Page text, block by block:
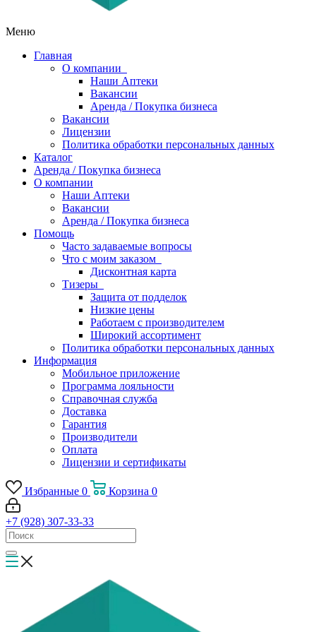
Меню
Главная
О компании
Наши Аптеки
Вакансии
Аренда / Покупка бизнеса
Вакансии
Лицензии
Политика обработки персональных данных
Каталог
Аренда / Покупка бизнеса
О компании
Наши Аптеки
Вакансии
Аренда / Покупка бизнеса
Помощь
Часто задаваемые вопросы
Что с моим заказом
Дисконтная карта
Тизеры
Защита от подделок
Низкие цены
Работаем с производителем
Широкий ассортимент
Политика обработки персональных данных
Информация
Мобильное приложение
Программа лояльности
Справочная служба
Доставка
Гарантия
Производители
Оплата
Лицензии и сертификаты
Избранные 0 Корзина 0
+7 (928) 307-33-33